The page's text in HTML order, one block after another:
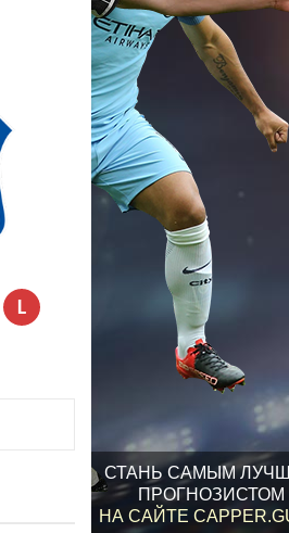
СТАНЬ САМЫМ
ПРОГНОЗИСТОМ
НА САЙТЕ
L